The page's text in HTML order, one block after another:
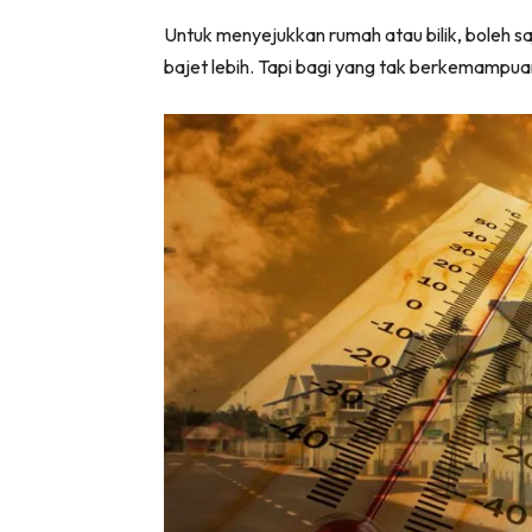
Video
Untuk menyejukkan rumah atau bilik, boleh
bajet lebih. Tapi bagi yang tak